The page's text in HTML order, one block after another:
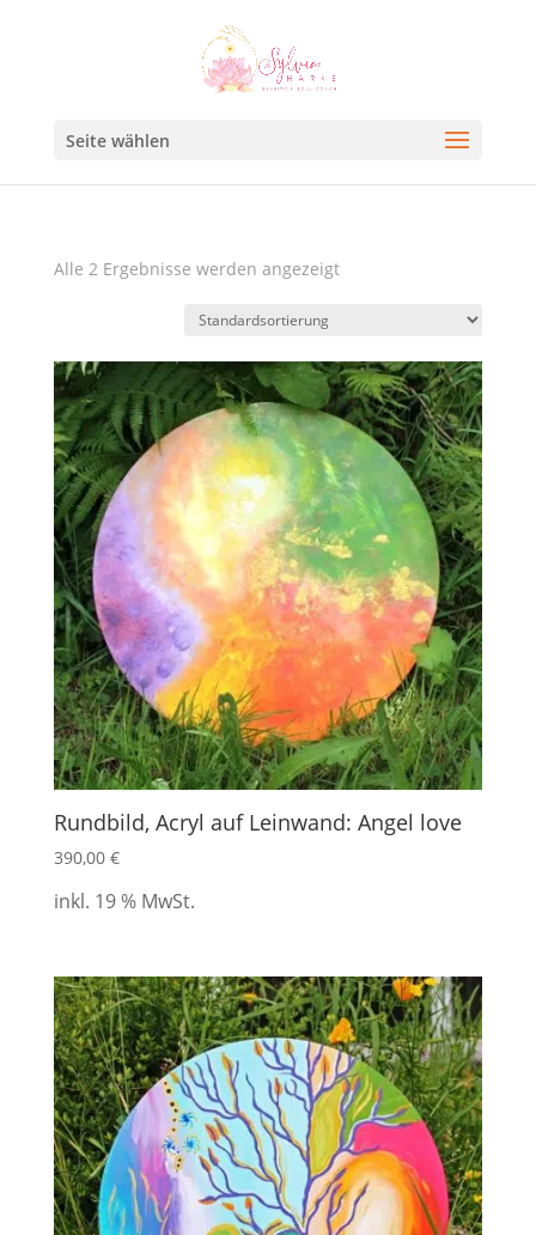
Seite wählen
Alle 2 Ergebnisse werden angezeigt
Rundbild, Acryl auf Leinwand: Angel love
390,00 €
inkl. 19 % MwSt.